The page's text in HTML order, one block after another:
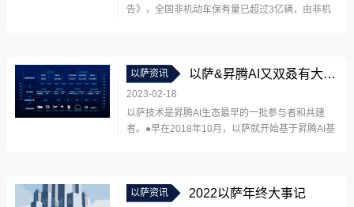
告》，全国非机动车保有量已超过3亿辆，由非机
来，部分非机动车车主守法和安全意识淡薄，导...
以萨资讯 以萨&昇腾AI又双叒有大动作？这次面向智慧交通交出创新答卷！
2023-02-18
以萨技术是昇腾AI生态最早的一批参与者和共建
者。●早在2018年10月，以萨就开始基于昇腾AI基
案联合发布方面达成合作共识，...
以萨资讯 2022以萨年终大事记